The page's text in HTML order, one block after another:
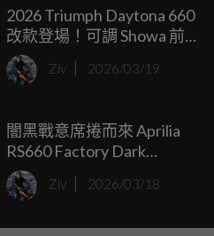
2026 Triumph Daytona 660
改款登場！可調 Showa 前
叉、進退快排標配，三缸
中量級戰力全面武裝
Ziv 2026/03/19
闇黑戰意席捲而來 Aprilia
RS660 Factory Dark
Banshee 台灣 59.9 萬正式
發表
Ziv 2026/03/18